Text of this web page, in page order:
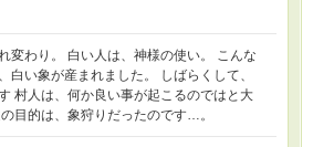
変わり。 白い人は、神様の使い。 こんな
白い象が産まれました。 しばらくして、
村人は、何か良い事が起こるのではと大
目的は、象狩りだったのです…。